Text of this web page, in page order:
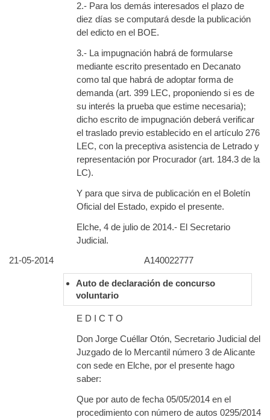
2.- Para los demás interesados el plazo de
diez días se computará desde la publicación
del edicto en el BOE.
3.- La impugnación habrá de formularse
mediante escrito presentado en Decanato
como tal que habrá de adoptar forma de
demanda (art. 399 LEC, proponiendo si es de
su interés la prueba que estime necesaria);
dicho escrito de impugnación deberá verificar
el traslado previo establecido en el artículo 276
LEC, con la preceptiva asistencia de Letrado y
representación por Procurador (art. 184.3 de la
LC).
Y para que sirva de publicación en el Boletín
Oficial del Estado, expido el presente.
Elche, 4 de julio de 2014.- El Secretario
Judicial.
21-05-2014
A140022777
Auto de declaración de concurso
voluntario
E D I C T O
Don Jorge Cuéllar Otón, Secretario Judicial del
Juzgado de lo Mercantil número 3 de Alicante
con sede en Elche, por el presente hago
saber:
Que por auto de fecha 05/05/2014 en el
procedimiento con número de autos 0295/2014